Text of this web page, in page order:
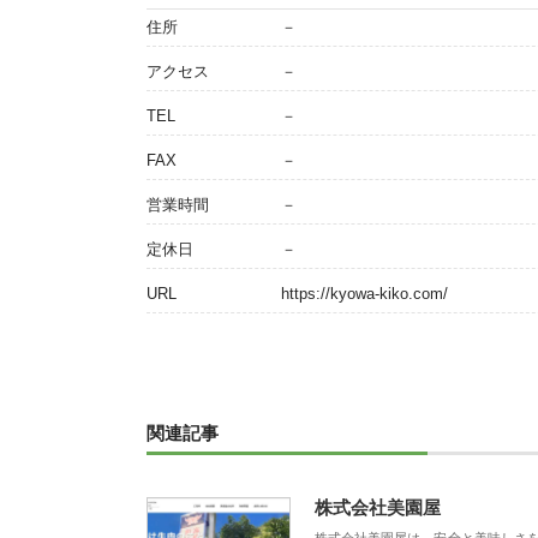
住所 －
アクセス －
TEL －
FAX －
営業時間 －
定休日 －
URL https://kyowa-kiko.com/
関連記事
株式会社美園屋